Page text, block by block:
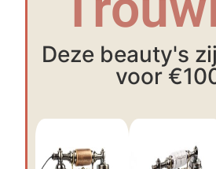
Deze beauty's
voor